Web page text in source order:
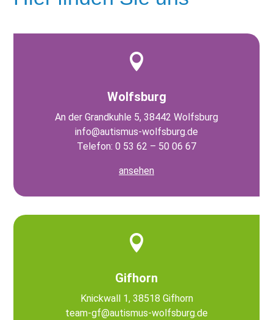

Wolfsburg
An der Grandkuhle 5, 38442 Wolfsburg
info@autismus-wolfsburg.de
Telefon: 0 53 62 – 50 06 67
ansehen

Gifhorn
Knickwall 1, 38518 Gifhorn
team-gf@autismus-wolfsburg.de